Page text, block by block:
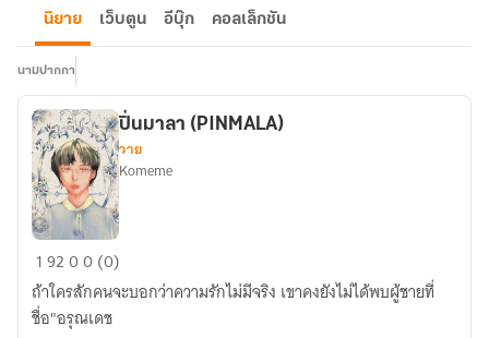
นิยาย เว็บตูน อีบุ๊ก คอลเล็กชัน
นามปากกา
ปิ่น
มาลา
(PINMALA)
ปิ่นมาลา (PINMALA)
วาย
Komeme
19200 (0)
ถ้าใครสักคนจะบอกว่าความรักไม่มีจริง เขาคงยังไม่ได้พบผู้ชายที่
ชื่อ"อรุณเดช